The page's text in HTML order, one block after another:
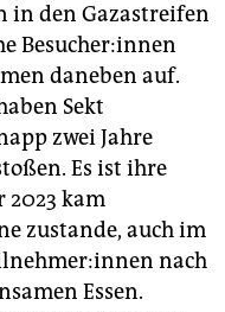
in den Gazastreifen
Be­su­che­r:in­nen
daneben auf.
Sekt
zwei Jahre
Es ist ihre
2023 kam
zustande, auch im
nach
Essen.